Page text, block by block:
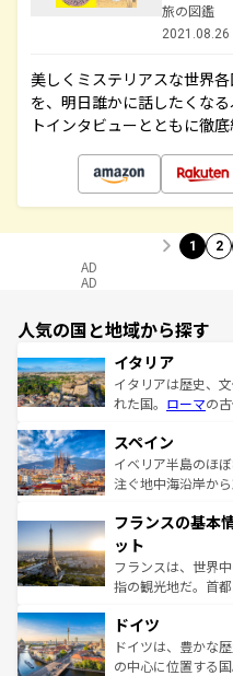
旅の図鑑
2021.08.26
美しくミステリアスな世界
を、明日誰かに話したくな
トインタビューとともに徹底
1 2
AD
AD
人気の国と地域から探す
イタリア
イタリアは歴史、
れた国。 ローマの
ろん、トスカーナ
景など、自然景観
ピザやパスタなど
ませてくれるイタ
なお、新着のイタリ
しい。
スペイン
イベリア半島のほ
注ぐ地中海沿岸か
文化が根付くこの
れる闘牛、そして
る。首都マドリー
アートに溢れた街
せる。地方によっ
ンテンツ一覧を参
フランスの基本
ット
フランスは、世界
指の観光地だ。首
で、幅広い魅力が
聖堂、美しいビー
から魅了する。ま
ドイツ
ドイツは、豊かな
の中心に位置する